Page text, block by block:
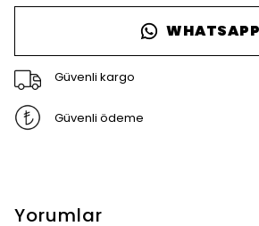
WHATSAPP
Güvenli kargo
Güvenli ödeme
Yorumlar